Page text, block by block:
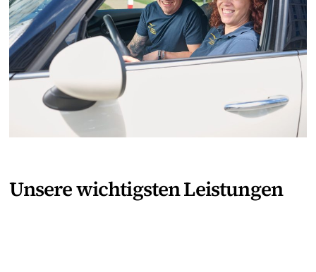
Unsere wichtigsten Leistungen